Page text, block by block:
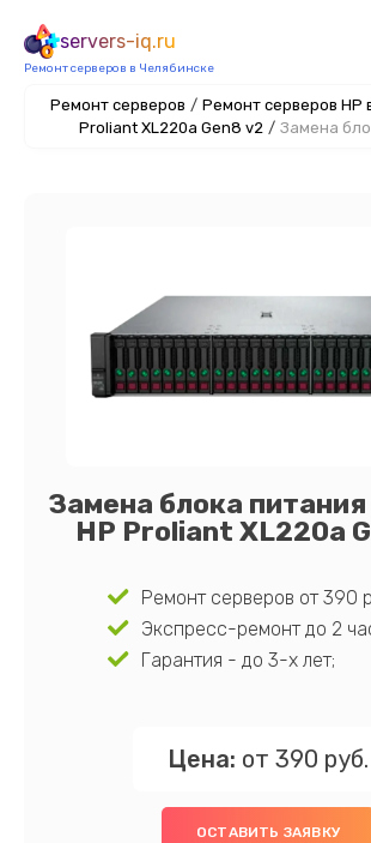
servers-iq.ru
Ремонт серверов в Челябинске
Ремонт серверов / Ремонт серверов HP
Proliant XL220a Gen8 v2 / Замена
Замена блока
HP Proliant XL220a
Ремонт серверов от 390
Экспресс-ремонт до 2
Гарантия - до 3-х лет;
Цена: от 390 руб.
ОСТАВИТЬ ЗАЯВКУ